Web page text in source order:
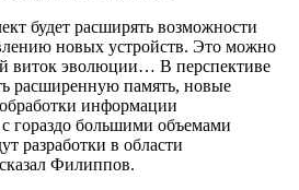
будет расширять возможности
новых устройств. Это можно
виток эволюции… В перспективе
расширенную память, новые
информации
гораздо большими объемами
разработки в области
Филиппов.